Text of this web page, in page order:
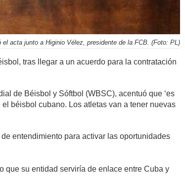
acta junto a Higinio Vélez, presidente de la FCB. (Foto: PL)
tras llegar a un acuerdo para la contratación
de Béisbol y Sóftbol (WBSC), acentuó que ‘es
béisbol cubano. Los atletas van a tener nuevas
entendimiento para activar las oportunidades
que su entidad serviría de enlace entre Cuba y